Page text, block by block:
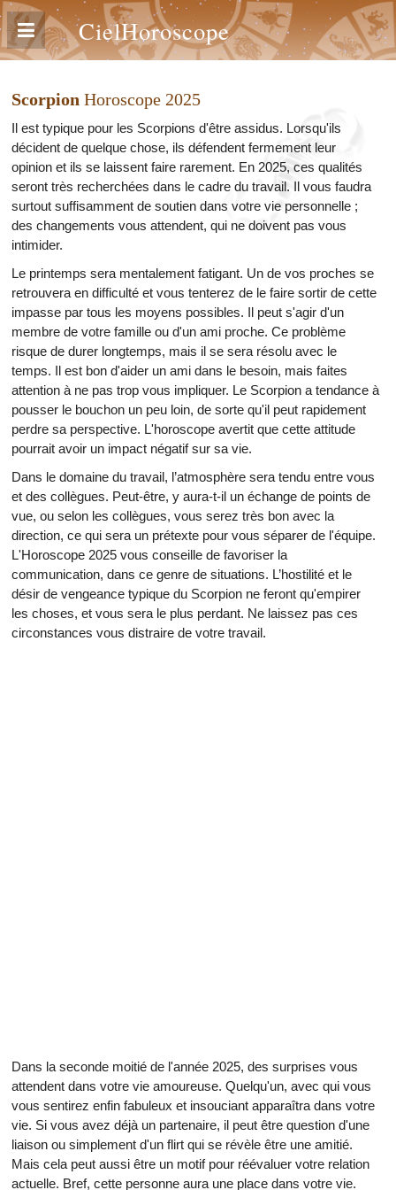
CielHoroscope
Scorpion Horoscope 2025
Il est typique pour les Scorpions d'être assidus. Lorsqu'ils
décident de quelque chose, ils défendent fermement leur
opinion et ils se laissent faire rarement. En 2025, ces qualités
seront très recherchées dans le cadre du travail. Il vous faudra
surtout suffisamment de soutien dans votre vie personnelle ;
des changements vous attendent, qui ne doivent pas vous
intimider.
Le printemps sera mentalement fatigant. Un de vos proches se
retrouvera en difficulté et vous tenterez de le faire sortir de cette
impasse par tous les moyens possibles. Il peut s'agir d'un
membre de votre famille ou d'un ami proche. Ce problème
risque de durer longtemps, mais il se sera résolu avec le
temps. Il est bon d'aider un ami dans le besoin, mais faites
attention à ne pas trop vous impliquer. Le Scorpion a tendance à
pousser le bouchon un peu loin, de sorte qu'il peut rapidement
perdre sa perspective. L'horoscope avertit que cette attitude
pourrait avoir un impact négatif sur sa vie.
Dans le domaine du travail, l’atmosphère sera tendu entre vous
et des collègues. Peut-être, y aura-t-il un échange de points de
vue, ou selon les collègues, vous serez très bon avec la
direction, ce qui sera un prétexte pour vous séparer de l'équipe.
L'Horoscope 2025 vous conseille de favoriser la
communication, dans ce genre de situations. L’hostilité et le
désir de vengeance typique du Scorpion ne feront qu'empirer
les choses, et vous sera le plus perdant. Ne laissez pas ces
circonstances vous distraire de votre travail.
Dans la seconde moitié de l'année 2025, des surprises vous
attendent dans votre vie amoureuse. Quelqu'un, avec qui vous
vous sentirez enfin fabuleux et insouciant apparaîtra dans votre
vie. Si vous avez déjà un partenaire, il peut être question d'une
liaison ou simplement d'un flirt qui se révèle être une amitié.
Mais cela peut aussi être un motif pour réévaluer votre relation
actuelle. Bref, cette personne aura une place dans votre vie.